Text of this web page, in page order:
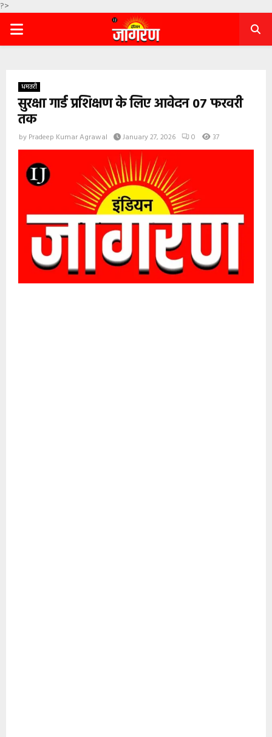
?>
PRIMARY
धमतरी
सुरक्षा गार्ड प्रशिक्षण के लिए आवेदन 07 फरवरी
तक
by Pradeep Kumar Agrawal January 27, 2026 0 37